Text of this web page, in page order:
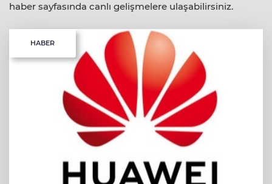
haber sayfasında canlı gelişmelere ulaşabilirsiniz.
HABER